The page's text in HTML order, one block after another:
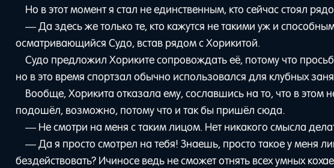
Но в этот момент я стал не единственным, кто сейчас стоял
— Да здесь же только те, кто кажутся не такими уж и
осматривающийся Судо, встав рядом с Хорикитой.
Судо предложил Хориките сопровождать её, потому что
но в это время спортзал обычно использовался для клубных
Вообще, Хорикита отказала ему, сославшись на то, что в этом
подошёл, возможно, потому что и так бы пришёл сюда.
— Не смотри на меня с таким лицом. Нет никакого смысла
— Да я просто смотрел на тебя! Знаешь, просто такое у меня
бездействовать? Ичиносе ведь не сможет отнять всех умных